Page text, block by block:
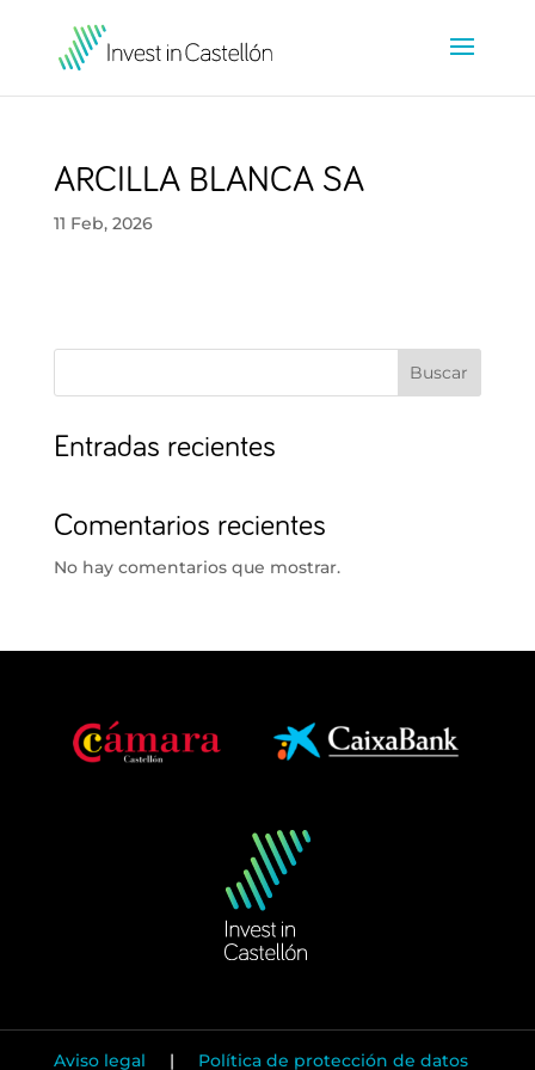
ARCILLA BLANCA SA
11 Feb, 2026
Buscar
Entradas recientes
Comentarios recientes
No hay comentarios que mostrar.
Aviso legal | Política de protección de datos